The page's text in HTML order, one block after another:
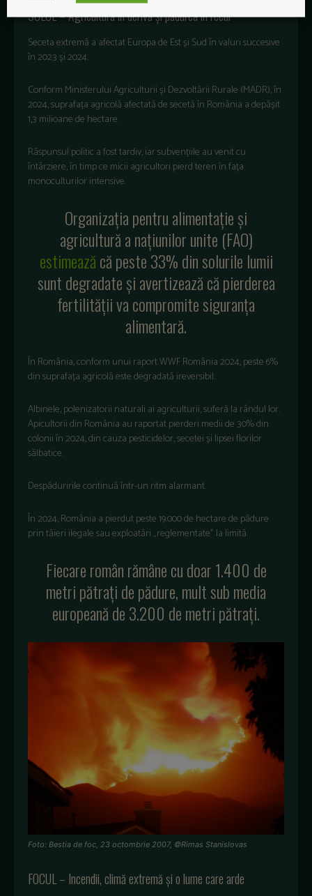
SOLUL – Agricultura în derivă și pădurea în recul
Seceta extremă a afectat Europa de Est și Sud în valuri succesive
în 2023 și 2024.
Conform Ministerului Agriculturii și Dezvoltării Rurale (MADR), în
2024, suprafața agricolă afectată de secetă în România a depășit
1,3 milioane de hectare.
Răspunsul politic a fost tardiv, iar subvențiile au venit cu
întârziere, în timp ce micii agricultori pierd teren în fața
monoculturilor intensive.
Organizația pentru alimentație și
agricultură a națiunilor unite (FAO)
estimeazăcă peste 33% din solurile lumii
sunt degradate și avertizează că pierderea
fertilității va compromite siguranța
alimentară.
În România, conform unui raport WWF România 2024, peste 6%
din suprafața agricolă este degradată ireversibil.
Albinele, polenizatorii naturali ai agriculturii, suferă la rândul lor.
Apicultorii din România au raportat pierderi medii de 30% din
colonii în 2024, din cauza pesticidelor, secetei și lipsei florilor
sălbatice.
Despăduririle continuă într-un ritm alarmant.
În 2024, România a pierdut peste 19.000 de hectare de pădure
prin tăieri ilegale sau exploatări „reglementate” la limită.
Fiecare român rămâne cu doar 1.400 de
metri pătrați de pădure, mult sub media
europeană de 3.200 de metri pătrați.
Foto: Bestia de foc, 23 octombrie 2007, ©Rimas Stanislovas
FOCUL – Incendii, climă extremă și o lume care arde